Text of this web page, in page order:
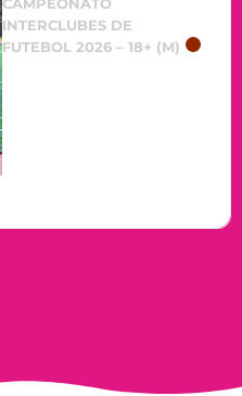
INTERCLUBES DE
FUTEBOL 2026 – 18+ (M)